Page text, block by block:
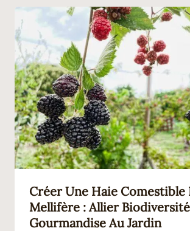
Créer Une Haie Comestible
Mellifère : Allier
Gourmandise Au Jardin